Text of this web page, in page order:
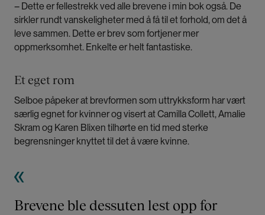
– Dette er fellestrekk ved alle brevene i min bok også. De
sirkler rundt vanskeligheter med å få til et forhold, om det å
leve sammen. Dette er brev som fortjener mer
oppmerksomhet. Enkelte er helt fantastiske.
Et eget rom
Selboe påpeker at brevformen som uttrykksform har vært
særlig egnet for kvinner og visert at Camilla Collett, Amalie
Skram og Karen Blixen tilhørte en tid med sterke
begrensninger knyttet til det å være kvinne.
Brevene ble dessuten lest opp for